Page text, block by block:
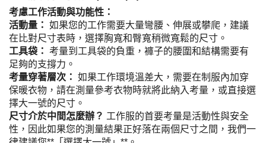
考慮工作活動與功能性：
活動量： 如果您的工作需要大量彎腰、伸展或攀爬，建議
在比對尺寸表時，選擇胸寬和臀寬稍微寬鬆的尺寸。
工具袋： 考量到工具袋的負重，褲子的腰圍和結構需要有
足夠的支撐力。
考量穿著層次： 如果工作環境溫差大，需要在制服內加穿
保暖衣物，請在測量參考衣物時就將此納入考量，或直接選
擇大一號的尺寸。
尺寸介於中間怎麼辦？ 工作服的首要考量是活動性與安全
性，因此如果您的測量結果正好落在兩個尺寸之間，我們一